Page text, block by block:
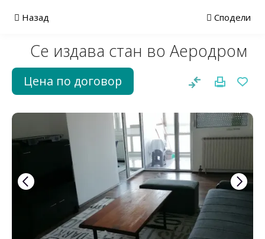
Назад Сподели
Се издава стан во Аеродром
Цена по договор